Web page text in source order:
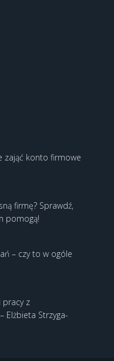
zająć konto firmowe
firmę? Sprawdź,
pomogą!
– czy to w ogóle
pracy z
Elżbieta Strzyga-